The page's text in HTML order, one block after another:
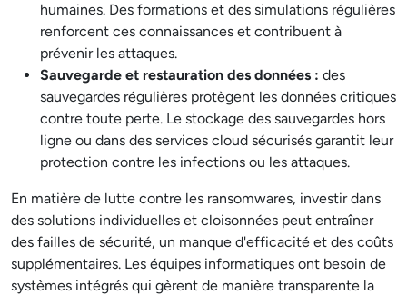
humaines. Des formations et des simulations régulières
renforcent ces connaissances et contribuent à
prévenir les attaques.
Sauvegarde et restauration des données : des
sauvegardes régulières protègent les données critiques
contre toute perte. Le stockage des sauvegardes hors
ligne ou dans des services cloud sécurisés garantit leur
protection contre les infections ou les attaques.
En matière de lutte contre les ransomwares, investir dans
des solutions individuelles et cloisonnées peut entraîner
des failles de sécurité, un manque d'efficacité et des coûts
supplémentaires. Les équipes informatiques ont besoin de
systèmes intégrés qui gèrent de manière transparente la